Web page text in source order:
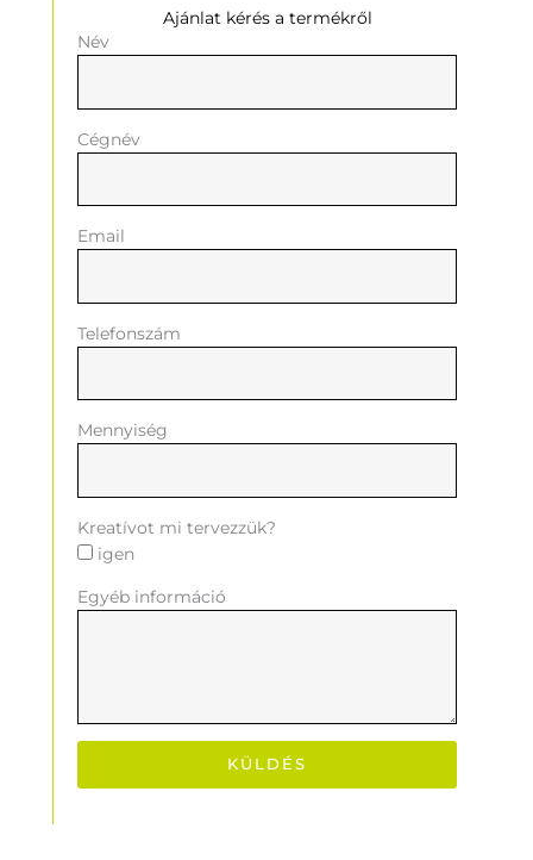
Ajánlat kérés a termékről
Név
Cégnév
Email
Telefonszám
Mennyiség
Kreatívot mi tervezzük?
igen
Egyéb információ
KÜLDÉS